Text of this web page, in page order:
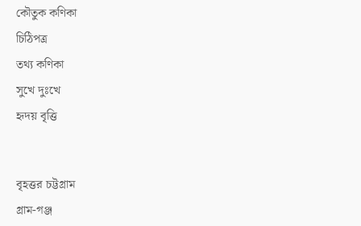
কৌতুক কণিকা
চিঠিপত্র
তথ্য কণিকা
সুখে দুঃখে
হৃদয় বৃত্তি
বৃহত্তর চট্টগ্রাম
গ্রাম-গঞ্জ